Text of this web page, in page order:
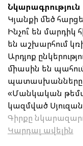
Նկարագրություն
Կյանքի մեծ
Ինչու՞ են մարդիկ
են աշխարհում
Արդյոք
միասին են
պատասխանները
«Մանկական
կազմված
Գիրքը
Կարդալ ավելին